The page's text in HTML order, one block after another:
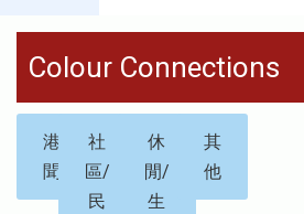
Colour Connections
港
聞
社
區/
民
休
閒/
生
其
他